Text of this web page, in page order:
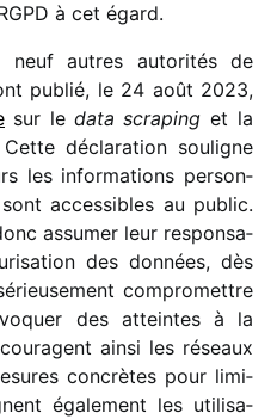
à cet égard.
neuf autres auto­ri­tés de
publié, le 24 août 2023,
sur le data scra­ping et la
décla­ra­tion souligne
les infor­ma­tions person­
acces­sibles au public.
assu­mer leur respon­sa­
des données, dès
compro­mettre
des atteintes à la
ainsi les réseaux
concrètes pour limi­
égale­ment les utili­sa­